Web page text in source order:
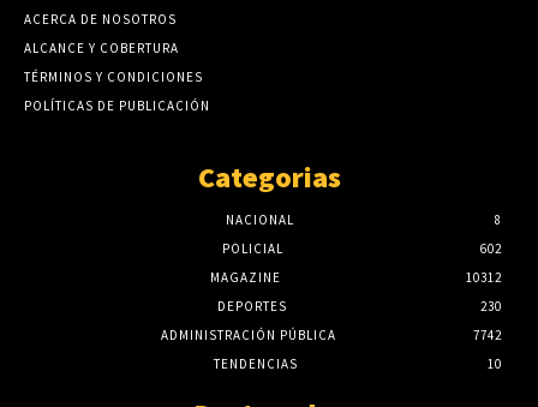
ACERCA DE NOSOTROS
ALCANCE Y COBERTURA
TÉRMINOS Y CONDICIONES
POLÍTICAS DE PUBLICACIÓN
Categorias
NACIONAL
8
POLICIAL
602
MAGAZINE
10312
DEPORTES
230
ADMINISTRACIÓN PÚBLICA
7742
TENDENCIAS
10